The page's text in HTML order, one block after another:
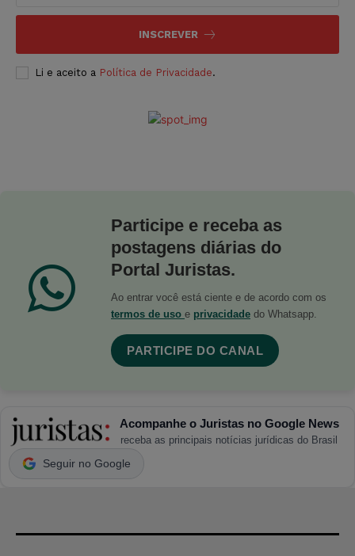
INSCREVER
Li e aceito a Política de Privacidade.
Participe e receba as
postagens diárias do
Portal Juristas.
Ao entrar você está ciente e de acordo com os
termos de uso e privacidade do Whatsapp.
PARTICIPE DO CANAL
Acompanhe o Juristas no Google News
receba as principais notícias jurídicas do Brasil
Seguir no Google